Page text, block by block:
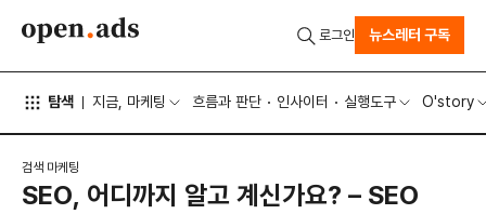
탐색 지금, 마케팅 흐름과 판단 인사이터 실행도구 O'story
로그인 뉴스레터 구독
검색 마케팅
SEO, 어디까지 알고 계신가요? – SEO